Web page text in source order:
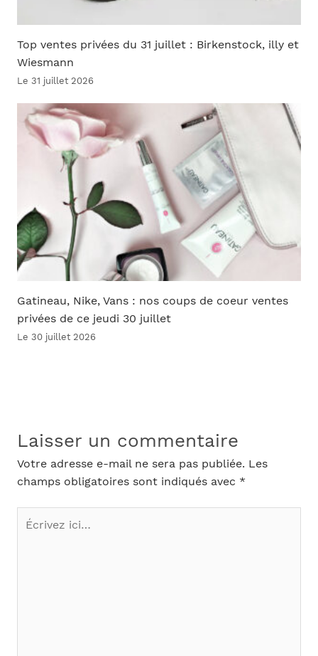
Top ventes privées du 31 juillet : Birkenstock, illy et
Wiesmann
Le 31 juillet 2026
Gatineau, Nike, Vans : nos coups de coeur ventes
privées de ce jeudi 30 juillet
Le 30 juillet 2026
Laisser un commentaire
Votre adresse e-mail ne sera pas publiée. Les
champs obligatoires sont indiqués avec *
Écrivez